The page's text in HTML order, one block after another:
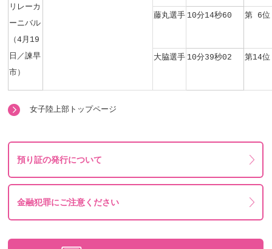
リレーカ
ーニバル
（4月19
日／諫早
市）
藤丸選手 10分14秒60 第 6位
大脇選手 10分39秒02 第14位
女子陸上部トップページ
預り証の発行について
金融犯罪にご注意ください